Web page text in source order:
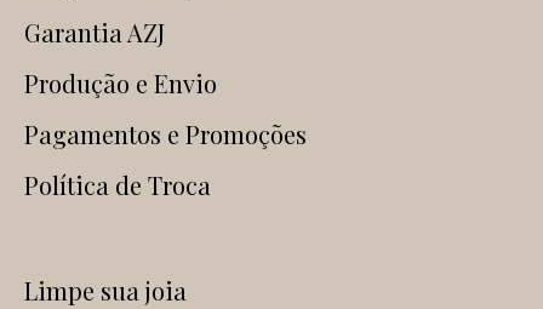
Garantia AZJ
Produção e Envio
Pagamentos e Promoções
Política de Troca
Limpe sua joia